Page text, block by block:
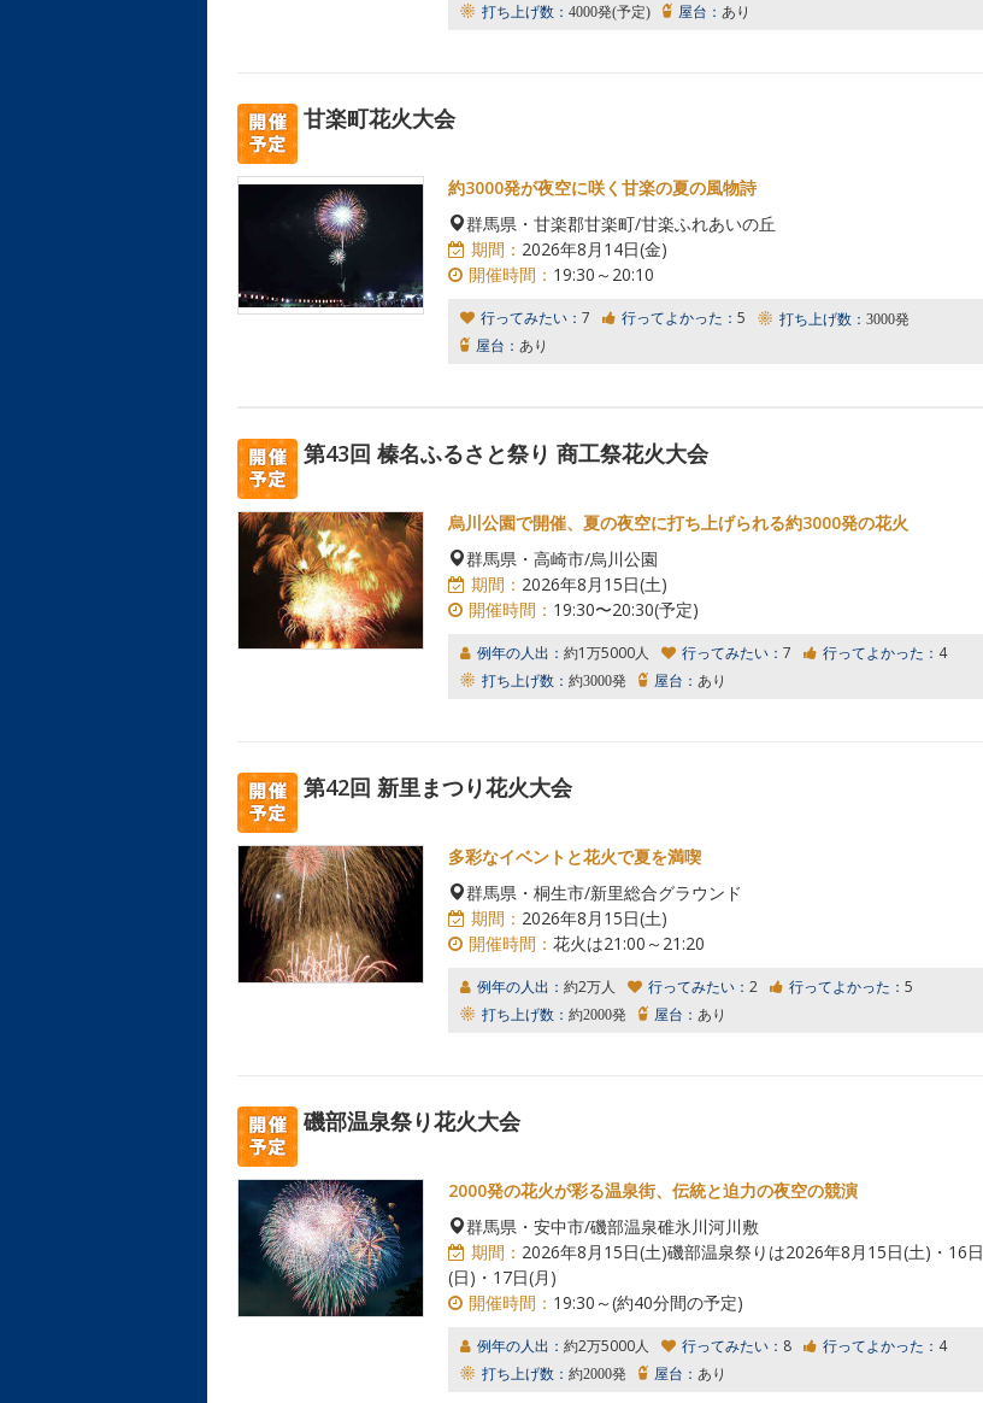
打ち上げ数： 4000発(予定) 屋台： あり
甘楽町花火大会
約3000発が夜空に咲く甘楽の夏の風物詩
群馬県・甘楽郡甘楽町/甘楽ふれあいの丘
期間： 2026年8月14日(金)
開催時間： 19:30～20:10
行ってみたい： 7 行ってよかった： 5 打ち上げ数： 3000発
屋台： あり
第43回 榛名ふるさと祭り 商工祭花火大会
烏川公園で開催、夏の夜空に打ち上げられる約3000発の花火
群馬県・高崎市/烏川公園
期間： 2026年8月15日(土)
開催時間： 19:30〜20:30(予定)
例年の人出： 約1万5000人 行ってみたい： 7 行ってよかった： 4
打ち上げ数： 約3000発 屋台： あり
第42回 新里まつり花火大会
多彩なイベントと花火で夏を満喫
群馬県・桐生市/新里総合グラウンド
期間： 2026年8月15日(土)
開催時間： 花火は21:00～21:20
例年の人出： 約2万人 行ってみたい： 2 行ってよかった： 5
打ち上げ数： 約2000発 屋台： あり
磯部温泉祭り花火大会
2000発の花火が彩る温泉街、伝統と迫力の夜空の競演
群馬県・安中市/磯部温泉碓氷川河川敷
期間： 2026年8月15日(土)磯部温泉祭りは2026年8月15日(土)・16日
(日)・17日(月)
開催時間： 19:30～(約40分間の予定)
例年の人出： 約2万5000人 行ってみたい： 8 行ってよかった： 4
打ち上げ数： 約2000発 屋台： あり